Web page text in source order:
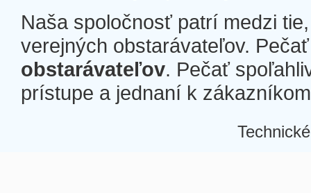
Naša spoločnosť patrí medzi
verejných obstarávateľov.
obstarávateľov. Pečať
prístupe a jednaní k